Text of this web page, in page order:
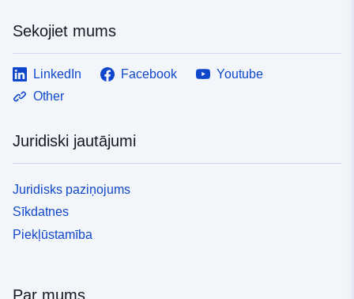
Sekojiet mums
LinkedIn Facebook
Youtube
Other
Juridiski jautājumi
Juridisks paziņojums
Sīkdatnes
Piekļūstamība
Par mums